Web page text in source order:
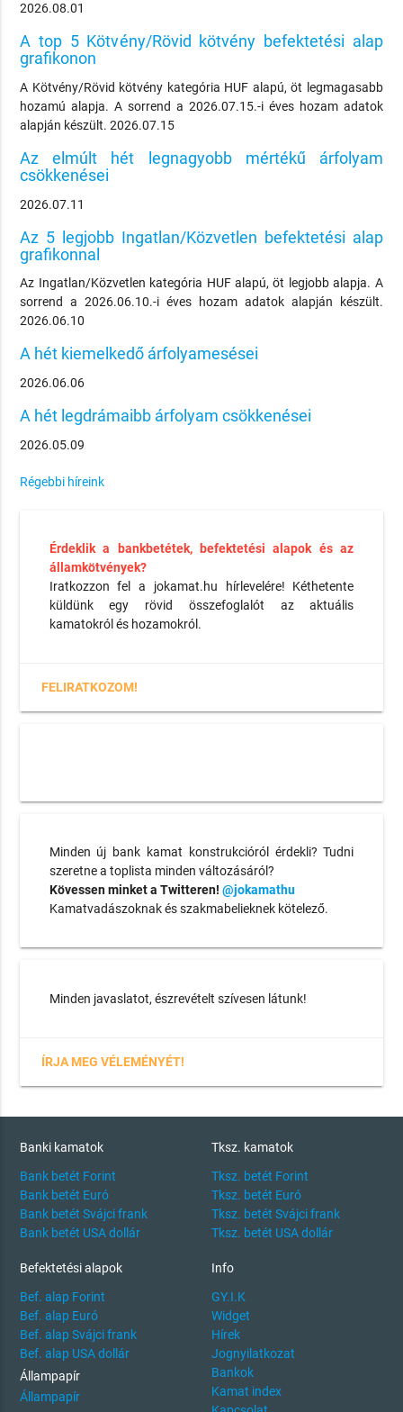
2026.08.01
A top 5 Kötvény/Rövid kötvény befektetési alap
grafikonon
A Kötvény/Rövid kötvény kategória HUF alapú, öt legmagasabb
hozamú alapja. A sorrend a 2026.07.15.-i éves hozam adatok
alapján készült. 2026.07.15
Az elmúlt hét legnagyobb mértékű árfolyam
csökkenései
2026.07.11
Az 5 legjobb Ingatlan/Közvetlen befektetési alap
grafikonnal
Az Ingatlan/Közvetlen kategória HUF alapú, öt legjobb alapja. A
sorrend a 2026.06.10.-i éves hozam adatok alapján készült.
2026.06.10
A hét kiemelkedő árfolyamesései
2026.06.06
A hét legdrámaibb árfolyam csökkenései
2026.05.09
Régebbi híreink
Érdeklik a bankbetétek, befektetési alapok és az
államkötvények?
Iratkozzon fel a jokamat.hu hírlevelére! Kéthetente
küldünk egy rövid összefoglalót az aktuális
kamatokról és hozamokról.
FELIRATKOZOM!
Minden új bank kamat konstrukcióról érdekli? Tudni
szeretne a toplista minden változásáról?
Kövessen minket a Twitteren! @jokamathu
Kamatvadászoknak és szakmabelieknek kötelező.
Minden javaslatot, észrevételt szívesen látunk!
ÍRJA MEG VÉLEMÉNYÉT!
Banki kamatok
Bank betét Forint
Bank betét Euró
Bank betét Svájci frank
Bank betét USA dollár
Tksz. kamatok
Tksz. betét Forint
Tksz. betét Euró
Tksz. betét Svájci frank
Tksz. betét USA dollár
Befektetési alapok
Bef. alap Forint
Bef. alap Euró
Bef. alap Svájci frank
Bef. alap USA dollár
Állampapír
Állampapír
Info
GY.I.K
Widget
Hírek
Jognyilatkozat
Bankok
Kamat index